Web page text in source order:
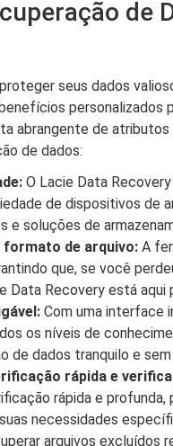
de
seus dados
personalizados
abrangente de
de dados:
O Lacie Data
de dispositivos de
e soluções de
formato de arquivo: A
que, se você
Data Recovery está aqui
Com uma interface
os níveis de
de dados tranquilo e
rápida e
rápida e
necessidades
arquivos